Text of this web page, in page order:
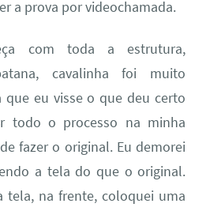
a prova por videochamada.
com toda a estrutura,
cavalinha foi muito
que eu visse o que deu certo
todo o processo na minha
fazer o original. Eu demorei
a tela do que o original.
tela, na frente, coloquei uma